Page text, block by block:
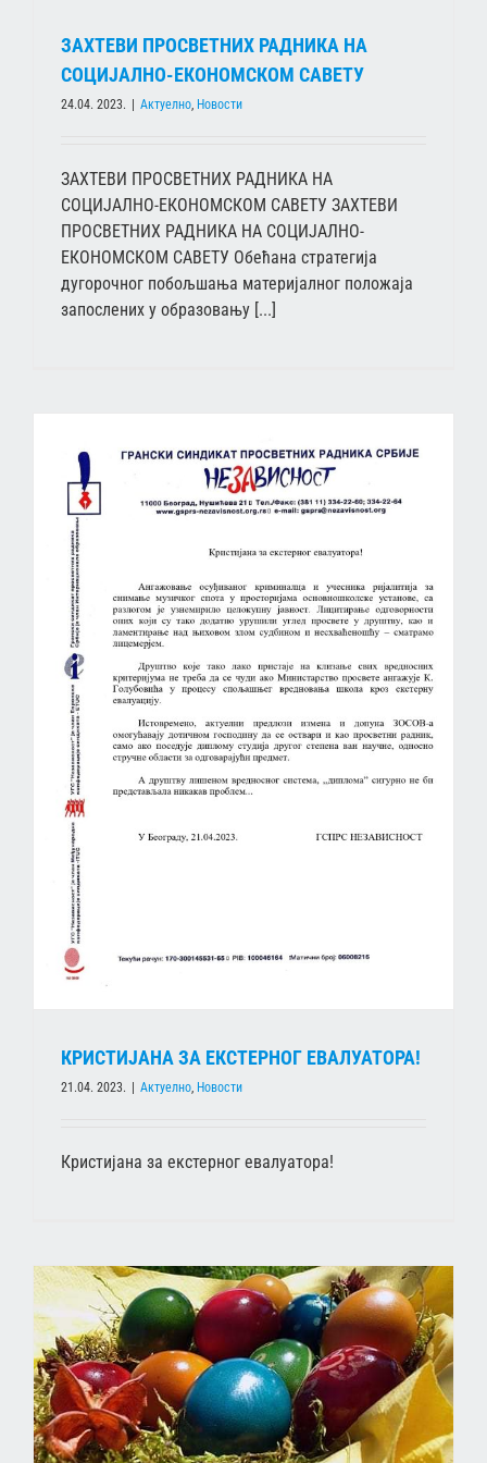
ЗАХТЕВИ ПРОСВЕТНИХ РАДНИКА НА
СОЦИЈАЛНО-ЕКОНОМСКОМ САВЕТУ
24.04. 2023. Актуелно, Новости
ЗАХТЕВИ ПРОСВЕТНИХ РАДНИКА НА
СОЦИЈАЛНО-ЕКОНОМСКОМ САВЕТУ ЗАХТЕВИ
ПРОСВЕТНИХ РАДНИКА НА СОЦИЈАЛНО-
ЕКОНОМСКОМ САВЕТУ Обећана стратегија
дугорочног побољшања материјалног положаја
запослених у образовању [...]
КРИСТИЈАНА ЗА ЕКСТЕРНОГ ЕВАЛУАТОРА!
21.04. 2023. | Актуелно Новости
Кристијана за екстерног евалуатора!